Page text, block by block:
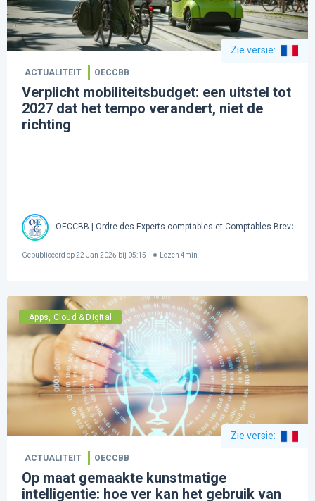
Zie versie:
ACTUALITEIT OECCBB
Verplicht mobiliteitsbudget: een uitstel tot
2027 dat het tempo verandert, niet de
richting
OECCBB | Ordre des Experts-comptables et Comptables Brevetés
Gepubliceerd op22 Jan 2026 bij 05:15 Lezen 4min
Apps, Cloud & Digital
Zie versie:
ACTUALITEIT OECCBB
Op maat gemaakte kunstmatige
intelligentie: hoe ver kan het gebruik van